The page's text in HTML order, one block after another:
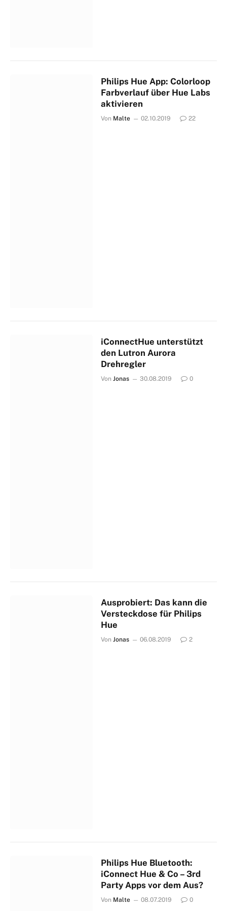
Philips Hue App: Colorloop
Farbverlauf über Hue Labs
aktivieren
Von Malte 02.10.2019 22
iConnectHue unterstützt
den Lutron Aurora
Drehregler
Von Jonas 30.08.2019 0
Ausprobiert: Das kann die
Versteckdose für Philips
Hue
Von Jonas 06.08.2019 2
Philips Hue Bluetooth:
iConnect Hue & Co – 3rd
Party Apps vor dem Aus?
Von Malte 08.07.2019 0